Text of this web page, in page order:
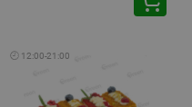
🕘 12:00-21:00